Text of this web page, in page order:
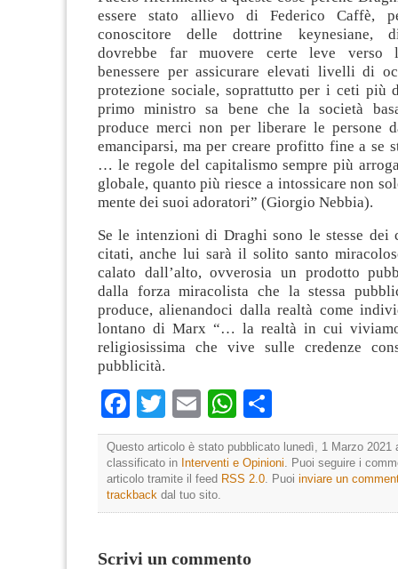
essere stato allievo di Federico Caffè,
conoscitore delle dottrine keynesiane,
dovrebbe far muovere certe leve verso
benessere per assicurare elevati livelli di
protezione sociale, soprattutto per i ceti più
primo ministro sa bene che la società
produce merci non per liberare le persone
emanciparsi, ma per creare profitto fine a se
… le regole del capitalismo sempre più
globale, quanto più riesce a intossicare non
mente dei suoi adoratori” (Giorgio Nebbia).
Se le intenzioni di Draghi sono le stesse dei
citati, anche lui sarà il solito santo
calato dall’alto, ovverosia un prodotto
dalla forza miracolista che la stessa
produce, alienandoci dalla realtà come
lontano di Marx “… la realtà in cui
religiosissima che vive sulle credenze
pubblicità.
Facebook
Twitter
EmailWhatsApp
Questo articolo è stato pubblicato lunedì, 1 Marzo 2021
classificato in Interventi e Opinioni . Puoi seguire i
articolo tramite il feed RSS 2.0 . Puoi inviare un
trackback dal tuo sito.
Scrivi un commento